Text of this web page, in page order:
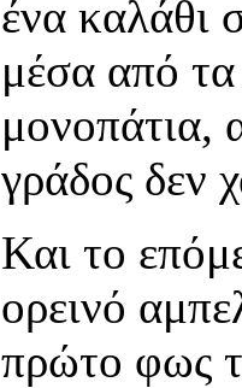
ένα καλάθι
μέσα από
μονοπάτια,
γράδος δεν
Και το
ορεινό
πρώτο φως